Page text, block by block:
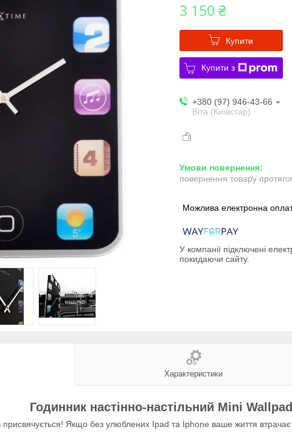
3 150 ₴
Купити
Купити з
+380 (97) 946-43-66
Віта (Київстар)
повернення товару
У компанії підключені
покидаючи сайту.
Характеристики
Годинник настінно-настільний Mini
Якщо без улюблених Ipad та Iphone ваше життя втрачає